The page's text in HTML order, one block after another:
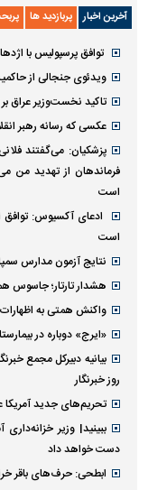
آخرین اخبار پربازدید ها
توافق پرسپولیس با اژدهاکش
ویدئوی جنجالی از
تاکید نخست‌وزیر عراق
عکسی که رسانه رهبر
پزشکیان: می‌گفتند
فرماندهان از تهدید من
است
ادعای آکسیوس: توافق
است
نتایج آزمون مدارس سمپاد
هشدار تارتار؛ جاسوس
واکنش همتی به اظهارات
«ایرج» دوباره در
بیانیه دبیرکل مجمع
روز خبرنگار
تحریم‌های جدید آمریکا
ببینید| وزیر
دست خواهد داد
ابطحی: حرف‌های باقر